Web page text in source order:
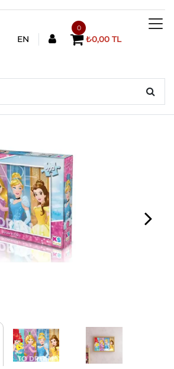
EN
0
₺0,00 TL